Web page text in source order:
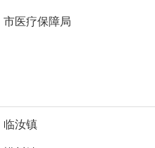
市医疗保障局
临汝镇